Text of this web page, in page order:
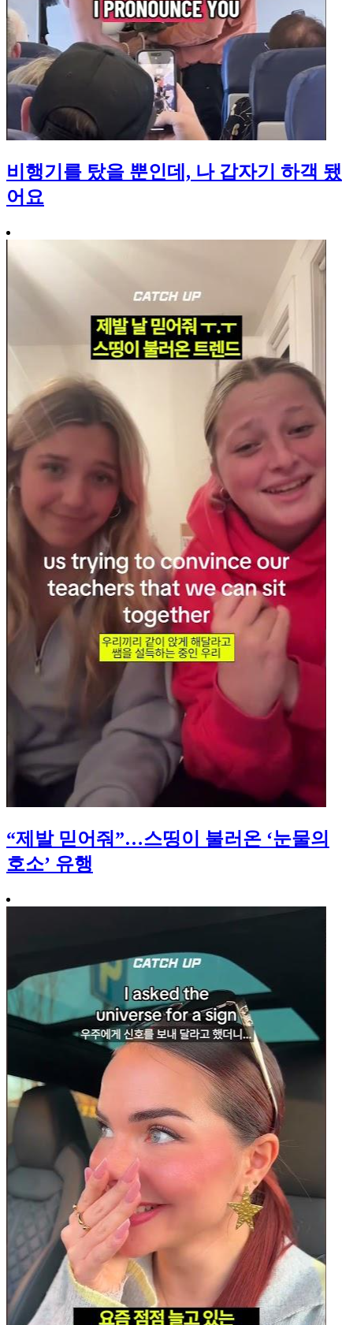
비행기를 탔을 뿐인데, 나 갑자기 하객 됐
어요
“제발 믿어줘”…스띵이 불러온 ‘눈물의
호소’ 유행